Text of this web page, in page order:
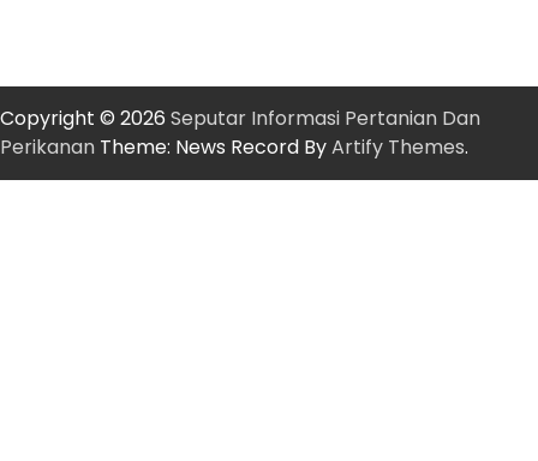
Copyright © 2026 Seputar Informasi Pertanian Dan
Perikanan Theme: News Record ByArtify Themes.